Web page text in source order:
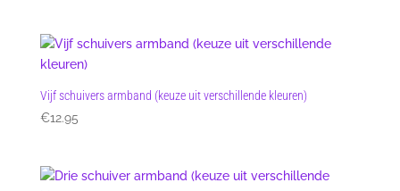
Vijf schuivers armband (keuze uit verschillende kleuren)
€12.95